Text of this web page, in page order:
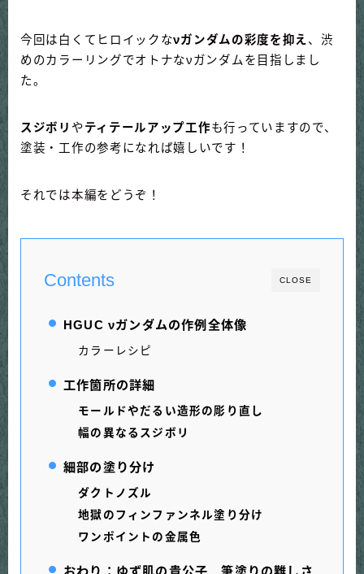
今回は白くてヒロイックなνガンダムの彩度を抑え 、渋
めのカラーリングでオトナなνガンダムを目指しまし
た。
スジボリ やティテールアップ工作も行っていますので、
塗装・工作の参考になれば嬉しいです！
それでは本編をどうぞ！
CLOSE
Contents
HGUC νガンダムの作例全体像
カラーレシピ
工作箇所の詳細
モールドやだるい造形の彫り直し
幅の異なるスジボリ
細部の塗り分け
ダクトノズル
地獄のフィンファンネル塗り分け
ワンポイントの金属色
おわり：ゆず肌の貴公子…筆塗りの難しさ